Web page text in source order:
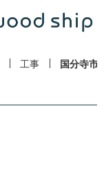
工事 国分寺市